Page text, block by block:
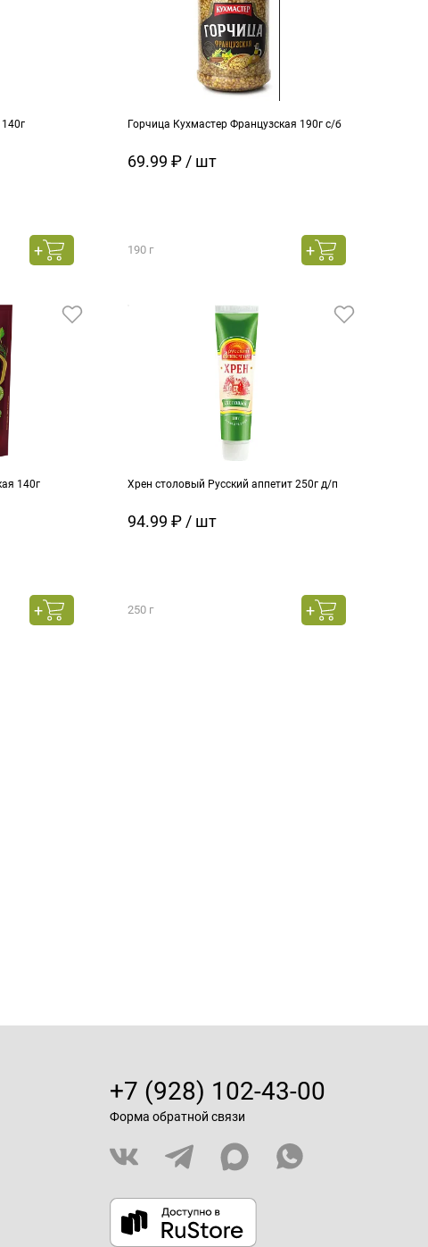
Горчица Кухмастер Французская 190г с/б
69.99 ₽ / шт
190 г
140г Хрен столовый Русский аппетит 250г д/п
94.99 ₽ / шт
250 г
+7 (928) 102-43-00
Форма обратной связи